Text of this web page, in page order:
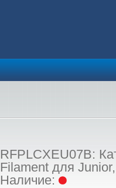
RFPLCXEU07B:
Filament для
Наличие: